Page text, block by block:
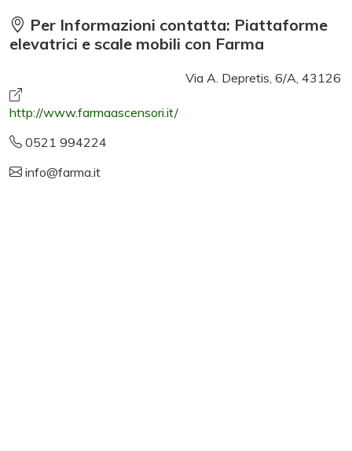
Per Informazioni contatta: Piattaforme
elevatrici e scale mobili con Farma
http://www.farmaascensori.it/
0521 994224
info@farma.it
Via A. Depretis, 6/A, 43126